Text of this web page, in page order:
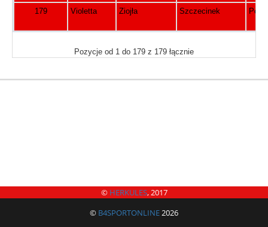
179
Violetta Ziojła Szczecinek
Pozycje od 1 do 179 z 179 łącznie
© HERKULES, 2017
© B4SPORTONLINE2026